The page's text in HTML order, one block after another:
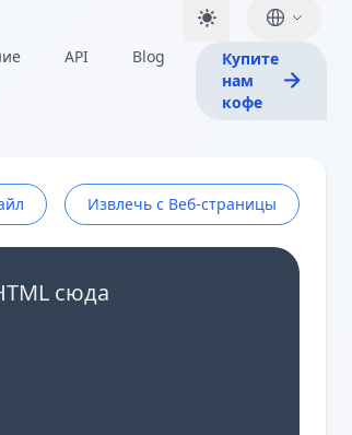
API Blog
Купите
нам
кофе
Извлечь с Веб-страницы
сюда